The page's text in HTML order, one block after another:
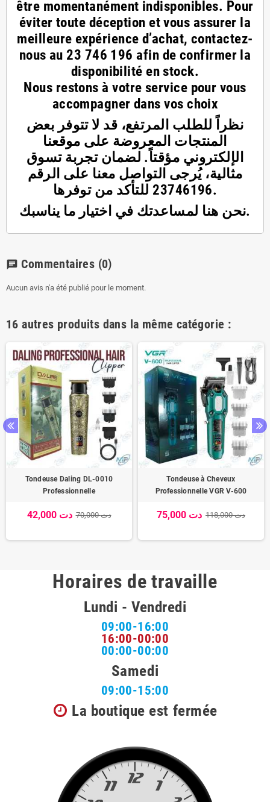
être momentanément indisponibles. Pour
éviter toute déception et vous assurer la
meilleure expérience d’achat, contactez-
nous au23 746 196 afin de confirmer la
disponibilité en stock.
Nous restons à votre service pour vous
accompagner dans vos choix
نظراً للطلب المرتفع، قد لا تتوفر بعض
المنتجات المعروضة على موقعنا
الإلكتروني مؤقتاً. لضمان تجربة تسوق
مثالية، يُرجى التواصل معنا على الرقم
23746196 للتأكد من توفرها.
نحن هنا لمساعدتك في اختيار ما يناسبك.
chat Commentaires (0)
Aucun avis n'a été publié pour le moment.
16 autres produits dans la même catégorie :
Tondeuse Daling DL-0010
Professionnelle
42,000 دت 70,000 دت
Tondeuse à Cheveux
Professionnelle VGR V-600
75,000 دت 118,000 دت
Horaires de travaille
Lundi - Vendredi
09:00-16:00
16:00-00:00
00:00-00:00
Samedi
09:00-15:00
La boutique est fermée